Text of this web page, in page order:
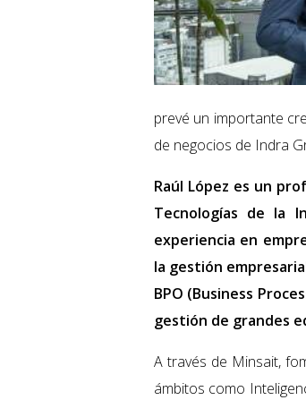
prevé un importante
de negocios de Indra
Raúl López es un
Tecnologías de la
experiencia en
la gestión
BPO (Business
gestión de grandes
A través de Minsait,
ámbitos como